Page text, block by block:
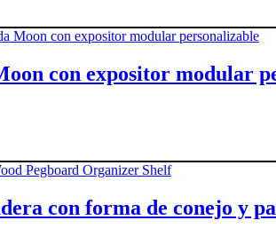
con expositor modular
con forma de conejo y